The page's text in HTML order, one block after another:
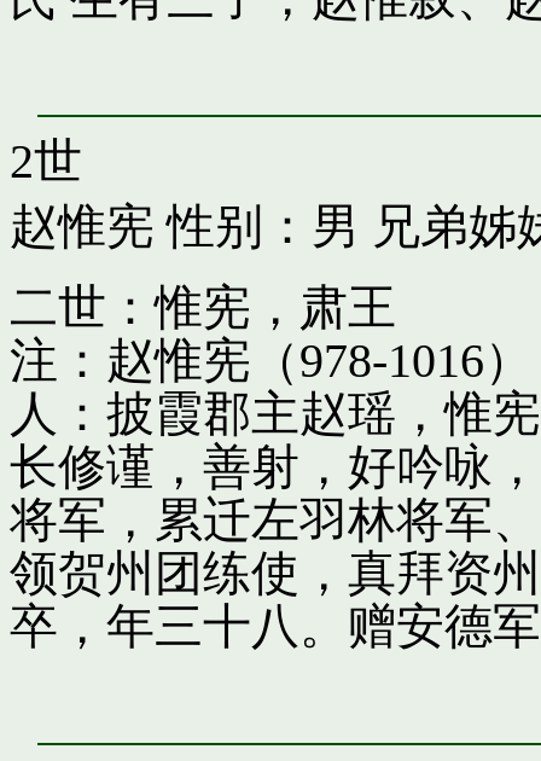
2世
赵惟宪 性别：男 兄弟姊
二世：惟宪，肃王
注：赵惟宪（978-1016
人：披霞郡主赵瑶，惟
长修谨，善射，好吟咏
将军，累迁左羽林将军
领贺州团练使，真拜资
卒，年三十八。赠安德